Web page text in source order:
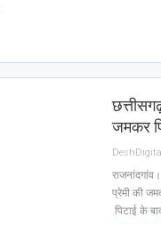
जमकर
DeshDigital
प्रेमी की
पिटाई के